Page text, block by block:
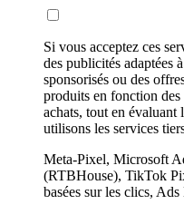
Si vous acceptez ces
des publicités adaptées
sponsorisés ou des
produits en fonction des
achats, tout en évaluant
utilisons les services
Meta-Pixel, Microsoft
(RTBHouse), TikTok
basées sur les clics,